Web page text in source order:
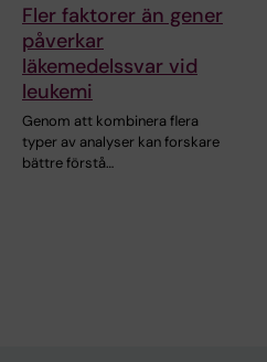
Fler faktorer än gener
påverkar
läkemedelssvar vid
leukemi
Genom att kombinera flera
typer av analyser kan forskare
bättre förstå…